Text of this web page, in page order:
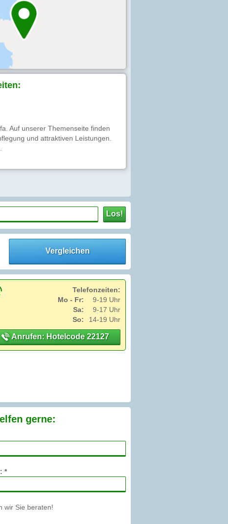
Auf unserer Themenseite finden
und attraktiven Leistungen.
Los!
Vergleichen
Telefonzeiten:
Mo - Fr:
9-19 Uhr
Sa:
9-17 Uhr
So:
14-19 Uhr
Anrufen: Hotelcode 22127
gerne:
*
wir Sie beraten!